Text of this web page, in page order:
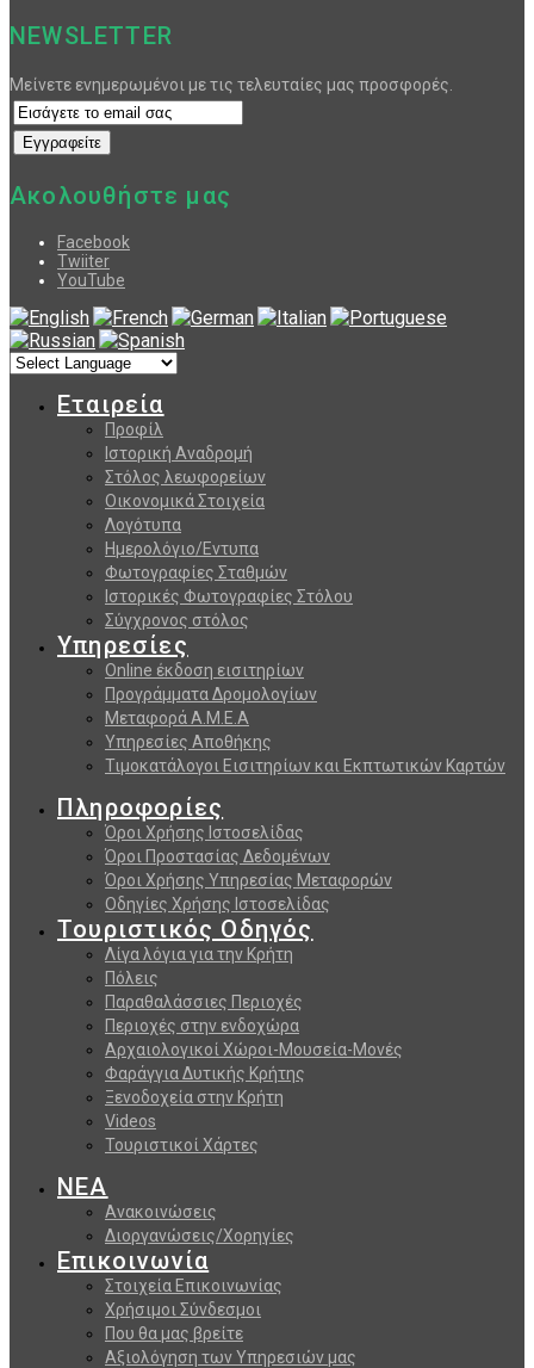
NEWSLETTER
Μείνετε ενημερωμένοι με τις τελευταίες μας προσφορές.
Ακολουθήστε μας
Facebook
Twiiter
YouTube
Εταιρεία
Προφίλ
Ιστορική Αναδρομή
Στόλος λεωφορείων
Οικονομικά Στοιχεία
Λογότυπα
Ημερολόγιο/Εντυπα
Φωτογραφίες Σταθμών
Ιστορικές Φωτογραφίες Στόλου
Σύγχρονος στόλος
Υπηρεσίες
Online έκδοση εισιτηρίων
Προγράμματα Δρομολογίων
Μεταφορά Α.Μ.Ε.Α
Υπηρεσίες Αποθήκης
Τιμοκατάλογοι Εισιτηρίων και Εκπτωτικών Καρτών
Πληροφορίες
Όροι Χρήσης Ιστοσελίδας
Όροι Προστασίας Δεδομένων
Όροι Χρήσης Υπηρεσίας Μεταφορών
Οδηγίες Χρήσης Ιστοσελίδας
Τουριστικός Οδηγός
Λίγα λόγια για την Κρήτη
Πόλεις
Παραθαλάσσιες Περιοχές
Περιοχές στην ενδοχώρα
Αρχαιολογικοί Χώροι-Μουσεία-Μονές
Φαράγγια Δυτικής Κρήτης
Ξενοδοχεία στην Κρήτη
Videos
Τουριστικοί Χάρτες
ΝΕΑ
Ανακοινώσεις
Διοργανώσεις/Χορηγίες
Επικοινωνία
Στοιχεία Επικοινωνίας
Χρήσιμοι Σύνδεσμοι
Που θα μας βρείτε
Αξιολόγηση των Υπηρεσιών μας